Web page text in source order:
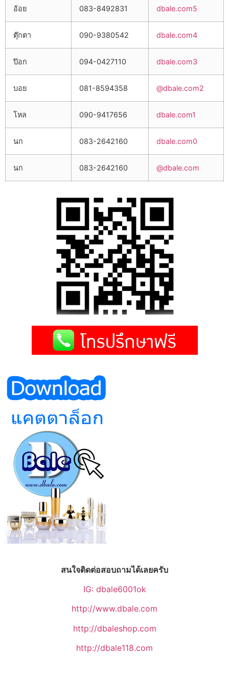
อ้อย 083-8492831 dbale.com5
ตุ๊กตา 090-9380542 dbale.com4
ป๊อก 094-0427110 dbale.com3
บอย 081-8594358 @dbale.com2
โหล 090-9417656 dbale.com1
นก 083-2642160 dbale.com0
นก 083-2642160 @dbale.com
สนใจติดต่อสอบถามได้เลยครับ
IG: dbale6001ok
http://www.dbale.com
http://dbaleshop.com
http://dbale118.com